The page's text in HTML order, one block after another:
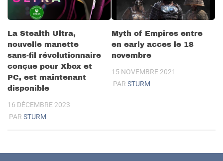
La Stealth Ultra,
nouvelle manette
sans-fil révolutionnaire
conçue pour Xbox et
PC, est maintenant
disponible
16 DÉCEMBRE 2023
PAR STURM
Myth of Empires entre
en early acces le 18
novembre
15 NOVEMBRE 2021
PAR STURM